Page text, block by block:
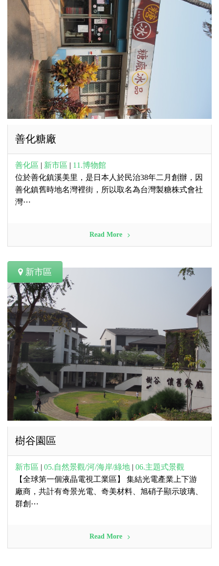
善化糖廠
善化區 | 新市區 | 11.博物館
位於善化鎮溪美里，是日本人於民治38年二月創辦，因
善化鎮舊時地名灣裡街，所以取名為台灣製糖株式會社
灣⋯
Read More
新市區
樹谷園區
新市區 | 05.自然景觀/河/海岸/綠地 | 06.主題式景觀
【全球第一個液晶電視工業區】 集結光電產業上下游
廠商，共計有奇景光電、奇美材料、旭硝子顯示玻璃、
群創⋯
Read More